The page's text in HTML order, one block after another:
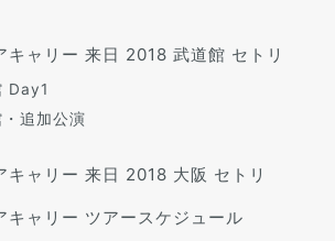
キャリー 来日 2018 武道館 セトリ
Day1
追加公演
キャリー 来日 2018 大阪 セトリ
キャリー ツアースケジュール